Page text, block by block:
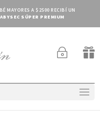
MAYORES A $2500 RECIBÍ UN
SÚPER PREMIUM
~ 